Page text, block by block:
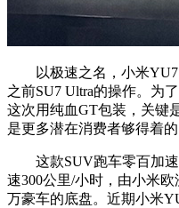
以极速之名，小米YU7
之前SU7 Ultra的操作。为
这次用纯血GT包装，关键
是更多潜在消费者够得着
这款SUV跑车零百加速
速300公里/小时，由小米
万豪车的底盘。近期小米